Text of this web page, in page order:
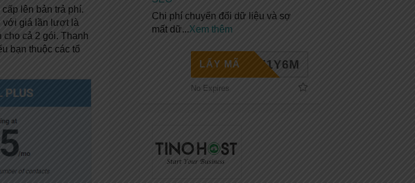
lên bản trả phí.
với giá lần lượt là
cả 2 gói. Thanh
bạn thuộc các tổ
Chi phí chuyển đổi dữ liệu và sợ
mất dữ...Xem thêm
HE1Y6M
LẤY MÃ
No Expires